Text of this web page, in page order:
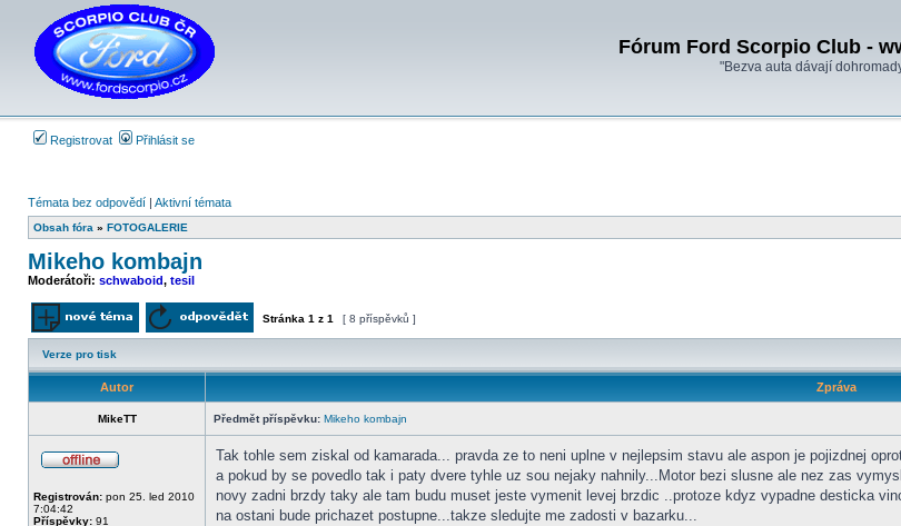
Fórum Ford Scorpio Club -
"Bezva auta dávají
Registrovat Přihlásit se
Témata bez odpovědí | Aktivní témata
Obsah fóra » FOTOGALERIE
Mikeho kombajn
Moderátoři: schwaboid, tesil
Odeslat nové téma Odpovědět na téma
Stránka 1 z 1 [ 8 příspěvků ]
Verze pro tisk
Autor Zpráva
MikeTT Předmět příspěvku: Mikeho kombajn
Registrován: pon 25. led 2010
7:04:42
Příspěvky: 91
Tak tohle sem ziskal od kamarada... pravda ze to neni uplne v nejlepsim stavu ale aspon je pojizdnej
a pokud by se povedlo tak i paty dvere tyhle uz sou nejaky nahnily...Motor bezi slusne ale nez zas
novy zadni brzdy taky ale tam budu muset jeste vymenit levej brzdic ..protoze kdyz vypadne desticka
na ostani bude prichazet postupne...takze sledujte me zadosti v bazarku...